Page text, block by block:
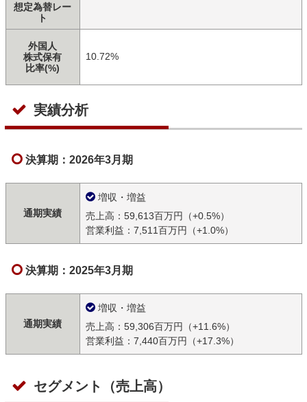
想定為替レー
ト
外国人
株式保有
比率(%)
10.72%
実績分析
決算期：2026年3月期
通期実績
増収・増益
売上高：59,613百万円（+0.5%）
営業利益：7,511百万円（+1.0%）
決算期：2025年3月期
通期実績
増収・増益
売上高：59,306百万円（+11.6%）
営業利益：7,440百万円（+17.3%）
セグメント（売上高）